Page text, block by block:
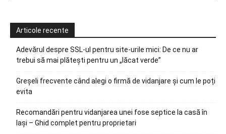
Articole recente
Adevărul despre SSL-ul pentru site-urile mici: De ce nu ar
trebui să mai plătești pentru un „lăcat verde”
Greșeli frecvente când alegi o firmă de vidanjare și cum le poți
evita
Recomandări pentru vidanjarea unei fose septice la casă în
Iași – Ghid complet pentru proprietari